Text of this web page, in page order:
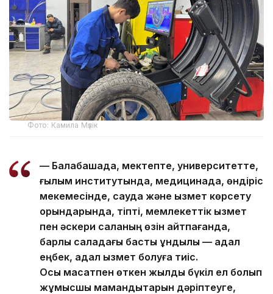
Фото: Камила Мүлік
— Балабақшада, мектепте, университетте,
ғылым институтында, медицинада, өндіріс
мекемесінде, сауда және қызмет көрсету
орындарында, тіпті, мемлекеттік қызмет
пен әскери саланың өзін айтпағанда,
барлық саладағы басты құндылық — адал
еңбек, адал қызмет болуға тиіс.
Осы мақсатпен өткен жылды бүкіл ел болып
жұмысшы мамандықтарын дәріптеуге,